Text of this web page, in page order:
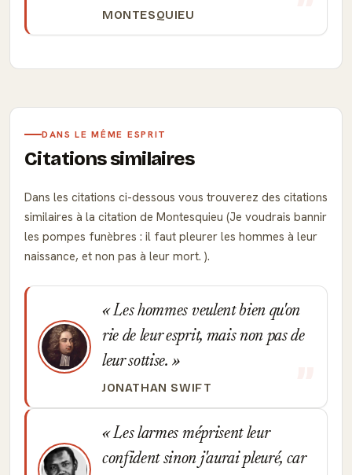
MONTESQUIEU
DANS LE MÊME ESPRIT
Citations similaires
Dans les citations ci-dessous vous trouverez des citations
similaires à la citation de Montesquieu (Je voudrais bannir
les pompes funèbres : il faut pleurer les hommes à leur
naissance, et non pas à leur mort. ).
Les hommes veulent bien qu'on
rie de leur esprit, mais non pas de
leur sottise.
JONATHAN SWIFT
Les larmes méprisent leur
confident sinon j'aurai pleuré, car